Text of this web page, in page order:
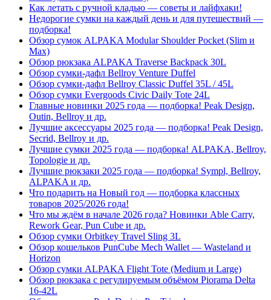
Как летать с ручной кладью — советы и лайфхаки!
Недорогие сумки на каждый день и для путешествий —
подборка!
Обзор сумок ALPAKA Modular Shoulder Pocket (Slim и
Max)
Обзор рюкзака ALPAKA Traverse Backpack 30L
Обзор сумки-дафл Bellroy Venture Duffel
Обзор сумки-дафл Bellroy Classic Duffel 35L / 45L
Обзор сумки Evergoods Civic Daily Tote 24L
Главные новинки 2025 года — подборка! Peak Design,
Outin, Bellroy и др.
Лучшие аксессуары 2025 года — подборка! Peak Design,
Secrid, Bellroy и др.
Лучшие сумки 2025 года — подборка! ALPAKA, Bellroy,
Topologie и др.
Лучшие рюкзаки 2025 года — подборка! Sympl, Bellroy,
ALPAKA и др.
Что подарить на Новый год — подборка классных
товаров 2025/2026 года!
Что мы ждём в начале 2026 года? Новинки Able Carry,
Rework Gear, Pun Cube и др.
Обзор сумки Orbitkey Travel Sling 3L
Обзор кошельков PunCube Mech Wallet — Wasteland и
Horizon
Обзор сумки ALPAKA Flight Tote (Medium и Large)
Обзор рюкзака с регулируемым объёмом Piorama Delta
16-42L